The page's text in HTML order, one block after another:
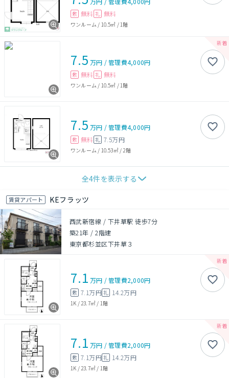
敷 無料 礼 無料
ワンルーム / 10.5㎡ /1階
7.5 万円 /管理費4,000円
敷 無料 礼 無料
ワンルーム / 10.5㎡ / 1階
7.5 万円 /管理費4,000円
敷 無料 礼 7.5万円
ワンルーム / 10.53㎡/ 2階
全4件を表示する
賃貸アパート KEフラッツ
西武新宿線 / 下井草駅 徒歩7分
築21年 /2階建
東京都杉並区下井草３
7.1 万円 /管理費2,000円
敷 7.1万円礼 14.2万円
1K / 23.7㎡ / 1階
7.1 万円 /管理費2,000円
敷 7.1万円礼 14.2万円
1K / 23.7㎡ / 1階